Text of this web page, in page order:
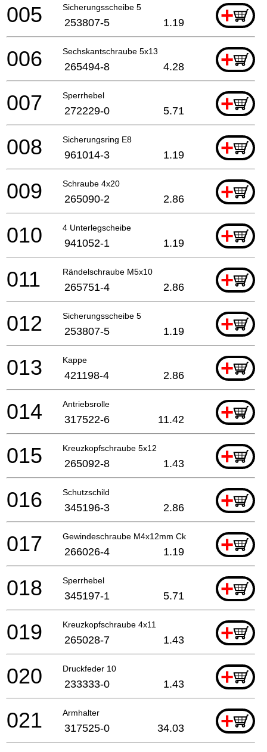
Sicherungsscheibe 5 +
005 253807-5 1.19
Sechskantschraube 5x13 +
006 265494-8 4.28
Sperrhebel +
007 272229-0 5.71
Sicherungsring E8 +
008 961014-3 1.19
Schraube 4x20 +
009 265090-2 2.86
4 Unterlegscheibe +
010 941052-1 1.19
Rändelschraube M5x10 +
011 265751-4 2.86
Sicherungsscheibe 5 +
012 253807-5 1.19
Kappe +
013 421198-4 2.86
Antriebsrolle +
014 317522-6 11.42
Kreuzkopfschraube 5x12 +
015 265092-8 1.43
Schutzschild +
016 345196-3 2.86
Gewindeschraube M4x12mm Ck +
017 266026-4 1.19
Sperrhebel +
018 345197-1 5.71
Kreuzkopfschraube 4x11 +
019 265028-7 1.43
Druckfeder 10 +
020 233333-0 1.43
Armhalter +
021 317525-0 34.03